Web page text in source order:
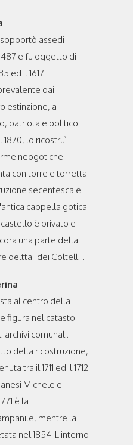
assedi
e fu oggetto di
ed il 1617.
dai
estinzione, a
patriota e politico
lo ricostruì
neogotiche.
con torre e torretta
secentesca e
cappella gotica
è privato e
una parte della
deltta "dei Coltelli".
al centro della
figura nel catasto
archivi comunali.
della ricostruzione,
tra il 1711 ed il 1712
Michele e
è la
mentre la
nel 1854. L'interno